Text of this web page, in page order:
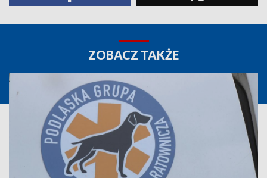
ZOBACZ TAKŻE